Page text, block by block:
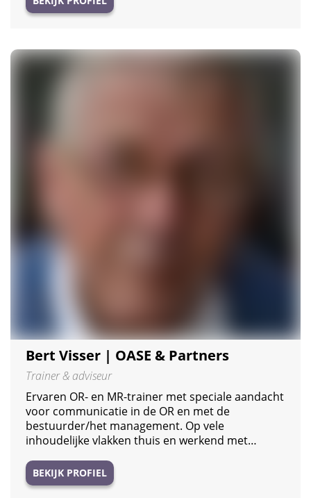
Bert Visser | OASE & Partners
Trainer & adviseur
Ervaren OR- en MR-trainer met speciale aandacht
voor communicatie in de OR en met de
bestuurder/het management. Op vele
inhoudelijke vlakken thuis en werkend met…
BEKIJK PROFIEL